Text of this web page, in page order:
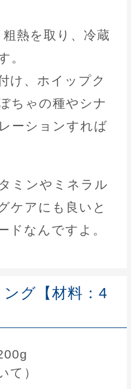
熱を取り、冷蔵
。
け、ホイップク
ちゃの種やシナ
ーションすれば
ミンやミネラル
ケアにも良いと
ドなんですよ。
グ【材料：4
て）